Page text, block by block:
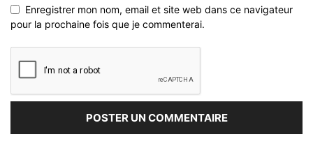
Enregistrer mon nom, email et site web dans ce navigateur
pour la prochaine fois que je commenterai.